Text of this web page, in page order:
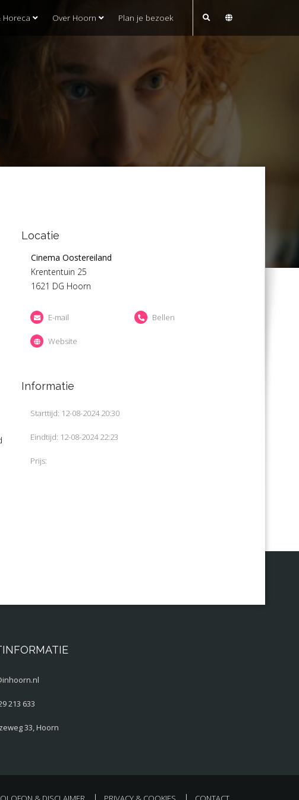
Horeca Over Hoorn Plan je bezoek
Locatie
Cinema Oostereiland
Krententuin 25
1621 DG Hoorn
E-mail Bellen
Website
Informatie
Starttijd: 12-08-2024 20:30
Eindtijd: 12-08-2024 22:23
Prijs:
213 633
33, Hoorn